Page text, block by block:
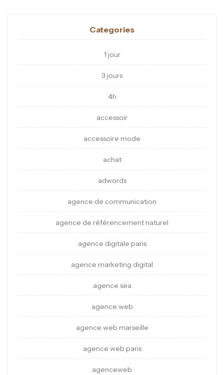
Categories
1 jour
3 jours
4h
accessoir
accessoire mode
achat
adwords
agence de communication
agence de référencement naturel
agence digitale paris
agence marketing digital
agence sea
agence web
agence web marseille
agence web paris
agenceweb